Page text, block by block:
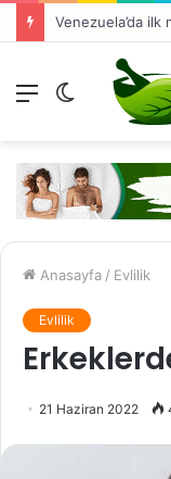
Venezuela’da
Menü
görünümü
Anasayfa / Evlilik
Evlilik
21 Haziran 2022